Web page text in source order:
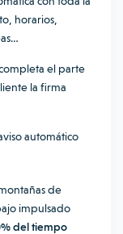
horarios,
el parte
la firma
automático
de
impulsado
del tiempo